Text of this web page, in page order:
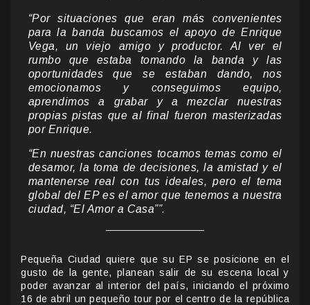
“Por situaciones que eran más convenientes
para la banda buscamos el apoyo de Enrique
Vega, un viejo amigo y productor. Al ver el
rumbo que estaba tomando la banda y las
oportunidades que se estaban dando, nos
emocionamos y conseguimos equipo,
aprendimos a grabar y a mezclar nuestras
propias pistas que al final fueron masterizadas
por Enrique.
“En nuestras canciones tocamos temas como el
desamor, la toma de decisiones, la amistad y el
mantenerse real con tus ideales, pero el tema
global del EP es el amor que tenemos a nuestra
ciudad, “El Amor a Casa””.
Pequeña Ciudad quiere que su EP se posicione en el
gusto de la gente, planean salir de su escena local y
poder avanzar al interior del país, iniciando el próximo
16 de abril un pequeño tour por el centro de la república